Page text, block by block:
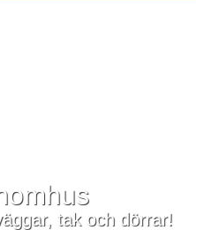
tak och dörrar!